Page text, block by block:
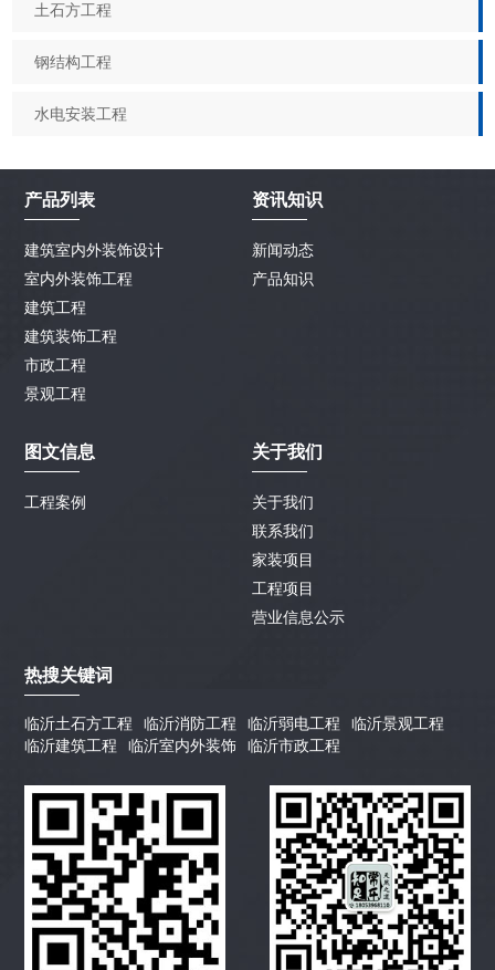
土石方工程
钢结构工程
水电安装工程
产品列表
建筑室内外装饰设计
室内外装饰工程
建筑工程
建筑装饰工程
市政工程
景观工程
资讯知识
新闻动态
产品知识
图文信息
工程案例
关于我们
关于我们
联系我们
家装项目
工程项目
营业信息公示
热搜关键词
临沂土石方工程 临沂消防工程 临沂弱电工程
临沂景观工程
临沂建筑工程
临沂室内外装饰 临沂市政工程